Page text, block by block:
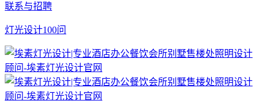
联系与招聘
灯光设计100问